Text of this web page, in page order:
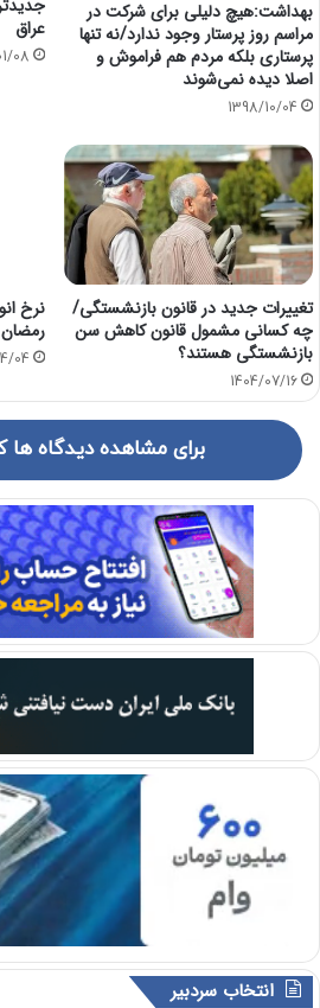
بهداشت:هیچ دلیلی برای شرکت در
مراسم روز پرستار وجود ندارد/نه تنها
پرستاری بلکه مردم هم فراموش و
اصلا دیده نمی‌شوند
1398/10/04
عراق
08
تغییرات جدید در قانون بازنشستگی/
چه کسانی مشمول قانون کاهش سن
بازنشستگی هستند؟
1404/07/16
نرخ
رمضان
04
برای مشاهده دیدگاه ها
انتخاب سردبیر